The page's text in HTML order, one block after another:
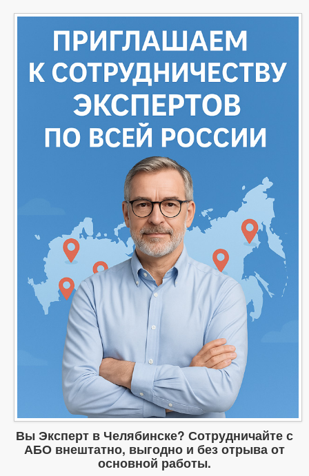
Вы Эксперт в Челябинске? Сотрудничайте с
АБО внештатно, выгодно и без отрыва от
основной работы.